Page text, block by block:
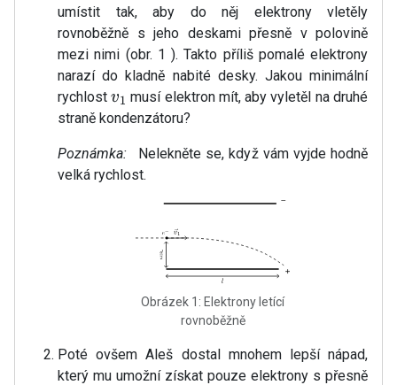
umístit tak, aby do něj elektrony vletěly
rovnoběžně s jeho deskami přesně v polovině
mezi nimi (obr. 1 ). Takto příliš pomalé elektrony
narazí do kladně nabité desky. Jakou minimální
rychlostv1 musí elektron mít, aby vyletěl na druhé
straně kondenzátoru?
Poznámka:
Nelekněte se, když vám vyjde hodně
velká rychlost.
Obrázek 1: Elektrony letící
rovnoběžně
Poté ovšem Aleš dostal mnohem lepší nápad,
který mu umožní získat pouze elektrony s přesně